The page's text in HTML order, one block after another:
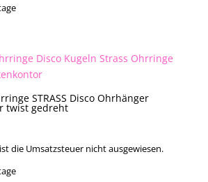
STRASS Disco Ohrhänger
twist gedreht
die Umsatzsteuer nicht ausgewiesen.